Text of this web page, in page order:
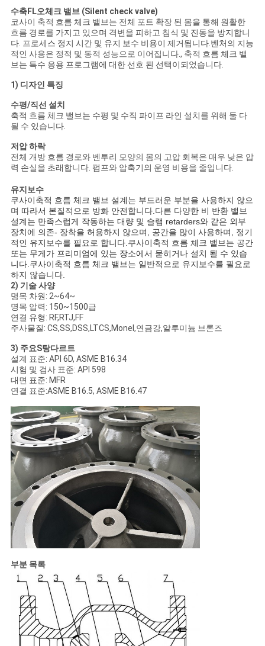
뉴
스
인
용
을
요
청
하
십
시
오
사
이
트
맵
PRIVACY
POLICY
수축FL오체크 밸브 (Silent check valve)
코사이 축적 흐름 체크 밸브는 전체 포트 확장 된 몸을 통해 원활한
흐름 경로를 가지고 있으며 격변을 피하고 침식 및 진동을 방지합니
다. 프로세스 정지 시간 및 유지 보수 비용이 제거됩니다.벤처의 지능
적인 사용은 정적 및 동적 성능으로 이어집니다., 축적 흐름 체크 밸
브는 특수 응용 프로그램에 대한 선호 된 선택이되었습니다.
1) 디자인 특징
수평/직선 설치
축적 흐름 체크 밸브는 수평 및 수직 파이프 라인 설치를 위해 둘 다
될 수 있습니다.
저압 하락
전체 개방 흐름 경로와 벤투리 모양의 몸의 고압 회복은 매우 낮은 압
력 손실을 초래합니다. 펌프와 압축기의 운영 비용을 줄입니다.
유지보수
쿠사이 축적 흐름 체크 밸브 설계는 부드러운 부분을 사용하지 않으
며 따라서 본질적으로 방화 안전합니다.다른 다양한 비 반환 밸브
설계는 만족스럽게 작동하는 대량 및 슬램 retarders와 같은 외부
장치에 의존- 장착을 허용하지 않으며, 공간을 많이 사용하며, 정기
적인 유지보수를 필요로 합니다.쿠사이 축적 흐름 체크 밸브는 공간
또는 무게가 프리미엄에 있는 장소에서 묻히거나 설치 될 수 있습
니다.쿠사이 축적 흐름 체크 밸브는 일반적으로 유지보수를 필요로
하지 않습니다.
2) 기술 사양
명목 차원: 2~64~
명목 압력: 150~1500급
연결 유형: RF,RTJ,FF
주사물질: CS,SS,DSS,LTCS,Monel,연금강,알루미늄 브론즈
3) 주요S탕다르트
설계 표준: API 6D, ASME B16.34
시험 및 검사 표준: API 598
대면 표준: MFR
연결 표준:ASME B16.5, ASME B16.47
부분 목록